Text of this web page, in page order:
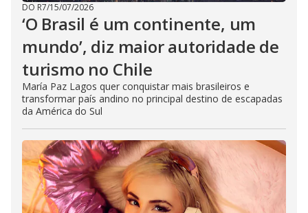
DO R7/15/07/2026
‘O Brasil é um continente, um
mundo’, diz maior autoridade de
turismo no Chile
María Paz Lagos quer conquistar mais brasileiros e
transformar país andino no principal destino de escapadas
da América do Sul